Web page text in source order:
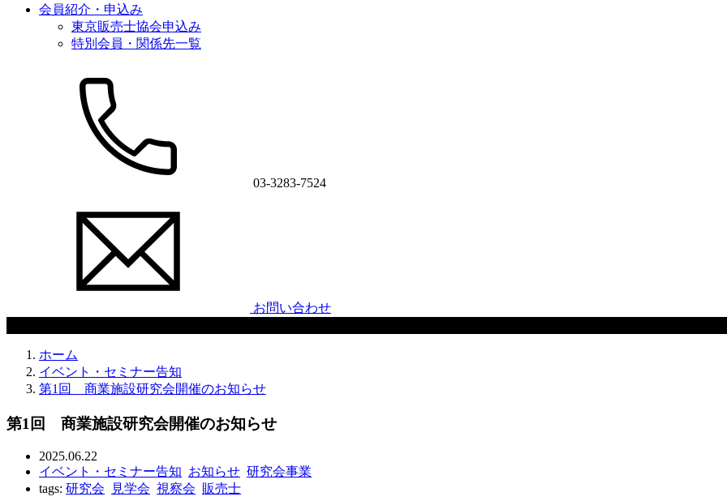
会員紹介・申込み
東京販売士協会申込み
特別会員・関係先一覧
03-3283-7524
お問い合わせ
ホーム
イベント・セミナー告知
第1回 商業施設研究会開催のお知らせ
第1回 商業施設研究会開催のお知らせ
2025.06.22
イベント・セミナー告知 お知らせ 研究会事業
tags: 研究会 見学会 視察会 販売士